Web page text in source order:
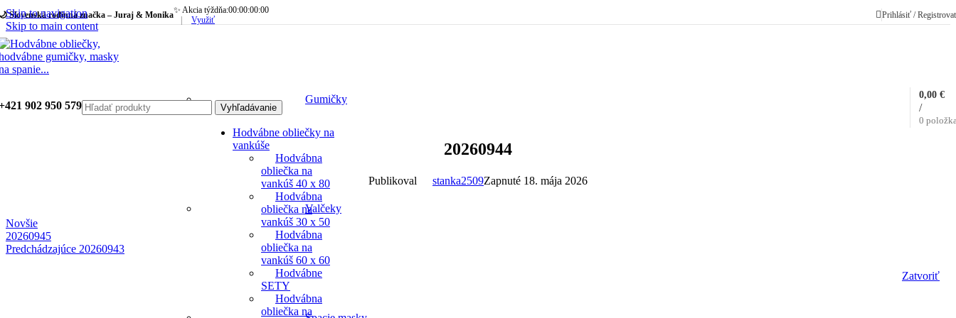
Skip to navigation
Skip to main content
Slovenská rodinná značka – Juraj & Monika✨ Akcia týždňa:00:00:00:00
Využiť Prihlásiť /
Gumičky
Valčeky
902 950 579
Hodvábne obliečky na
vankúše
Hodvábna
obliečka na
vankúš 40 x 80
Hodvábna
obliečka na
vankúš 30 x 50
Hodvábna
obliečka na
vankúš 60 x 60
Hodvábne
SETY
Hodvábna
obliečka na
Vyhľadávanie
0
/
0,00 €
20260944
Publikoval stanka2509Zapnuté 18. mája 2026
Novšie
20260945
Predchádzajúce 20260943
Zatvoriť